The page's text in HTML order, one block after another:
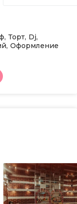
Торт, Dj,
Оформление